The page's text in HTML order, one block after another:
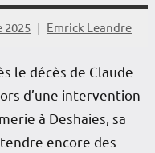
2025 Emrick Leandre
le décès de Claude
d’une intervention
à Deshaies, sa
encore des